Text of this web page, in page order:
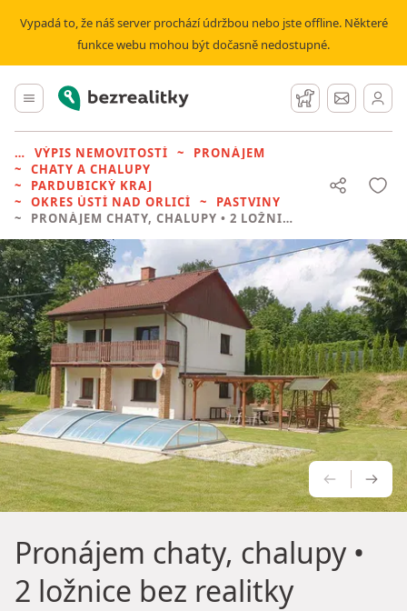
Vypadá to, že náš server prochází údržbou nebo jste offline. Některé
funkce webu mohou být dočasně nedostupné.
Hlavní menu
Bezrealitky Hlídací pes
Zprávy
VÝPIS NEMOVITOSTÍ
PRONÁJEM
CHATY A CHALUPY
PARDUBICKÝ KRAJ
OKRES ÚSTÍ NAD ORLICÍ
PASTVINY
PRONÁJEM CHATY, CHALUPY • 2 LOŽNICE BEZ REALITKY
Pronájem chaty, chalupy•
2 ložnice bez realitky